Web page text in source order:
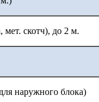
мет. скотч), до 2 м.
наружного блока)